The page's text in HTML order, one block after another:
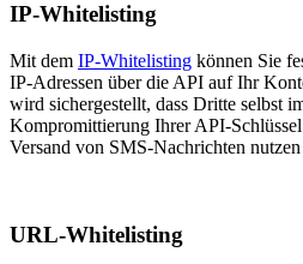
IP-Whitelisting
Mit dem IP-Whitelisting können Sie
IP-Adressen über die API auf Ihr
wird sichergestellt, dass Dritte selbst
Kompromittierung Ihrer API-
Versand von SMS-Nachrichten
URL-Whitelisting